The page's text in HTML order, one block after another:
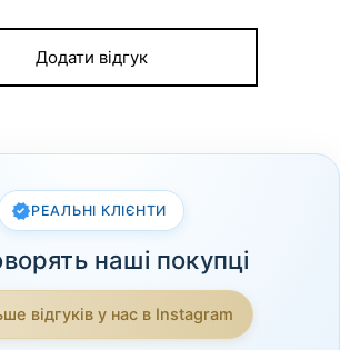
Додати відгук
РЕАЛЬНІ КЛІЄНТИ
наші покупці
відгуків у нас в Instagram